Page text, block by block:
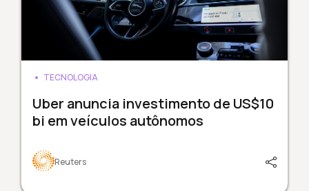
TECNOLOGIA
Uber anuncia investimento de US$10
bi em veículos autônomos
Reuters